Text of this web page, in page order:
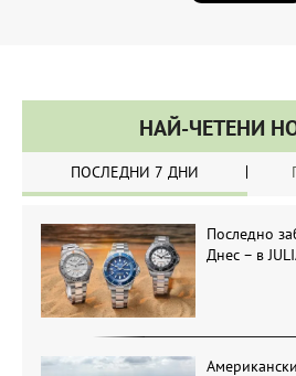
НАЙ-ЧЕТЕНИ
ПОСЛЕДНИ 7 ДНИ
Последно
Днес – в